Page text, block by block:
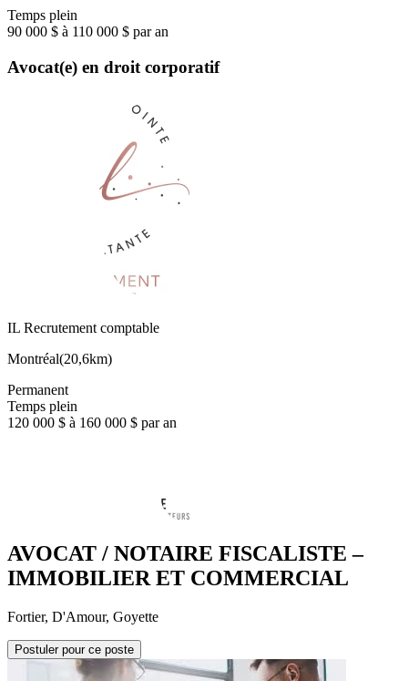
Temps plein
90 000 $ à 110 000 $ par an
Avocat(e) en droit corporatif
IL Recrutement comptable
Montréal(20,6km)
Permanent
Temps plein
120 000 $ à 160 000 $ par an
AVOCAT / NOTAIRE FISCALISTE –
IMMOBILIER ET COMMERCIAL
Fortier, D'Amour, Goyette
Postuler pour ce poste